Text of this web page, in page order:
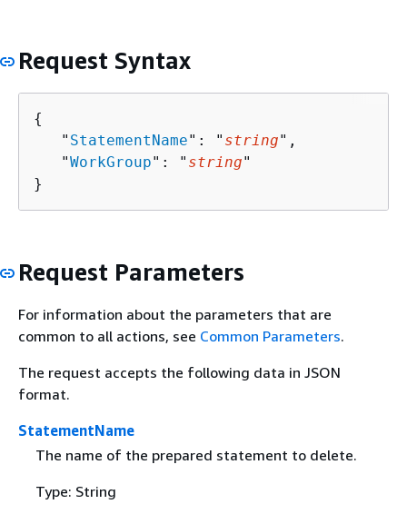
Request Syntax
{
   "
StatementName": " string",
   "
WorkGroup": " string"
}
Request Parameters
For information about the parameters that are
common to all actions, see Common Parameters.
The request accepts the following data in JSON
format.
StatementName
The name of the prepared statement to delete.
Type: String